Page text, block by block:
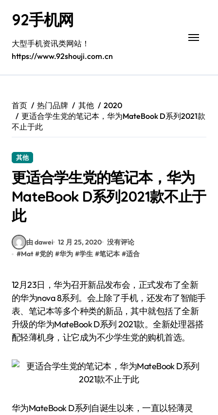
92手机网
大型手机资讯类网站！
https://www.92shouji.com.cn
首页 热门品牌 其他
2020
更适合学生党的笔记本，华为MateBook D系列2021款
不止于此
其他
更适合学生党的笔记本，华为
MateBook D系列2021款不止于
此
由 dawei 12 月 25, 2020 没有评论
#Mat #党的 #华为 #学生 #笔记本 #适合
12月23日，华为召开新品发布会，正式发布了全新
的华为nova 8系列。会上除了手机，还发布了智能手
表、笔记本等多个种类的新品，其中就包括了全新
升级的华为MateBook D系列 2021款。全新处理器搭
配轻薄机身，让它成为不少学生党的购机首选。
华为MateBook D系列自诞生以来，一直以轻薄灵